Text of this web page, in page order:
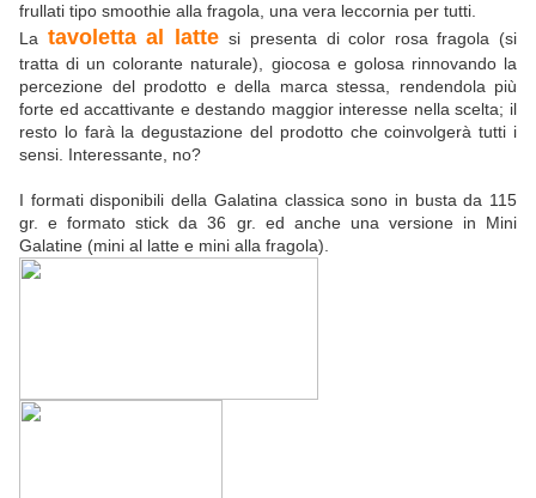
frullati tipo smoothie alla fragola, una vera leccornia per tutti.
La tavoletta al latte si presenta di color rosa fragola (si
tratta di un colorante naturale), giocosa e golosa rinnovando la
percezione del prodotto e della marca stessa, rendendola più
forte ed accattivante e destando maggior interesse nella scelta; il
resto lo farà la degustazione del prodotto che coinvolgerà tutti i
sensi. Interessante, no?
I formati disponibili della Galatina classica sono in busta da 115
gr. e formato stick da 36 gr. ed anche una versione in Mini
Galatine (mini al latte e mini alla fragola).